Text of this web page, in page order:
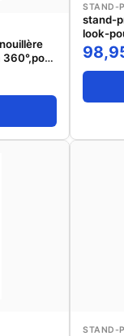
et
STAND-
stand-
look-
STAND-